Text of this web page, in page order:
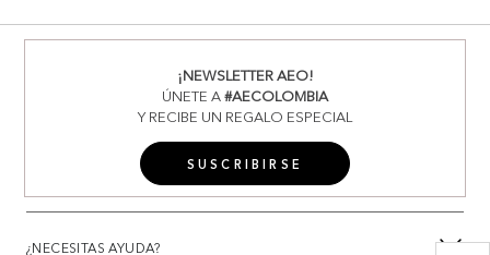
¡NEWSLETTER AEO!
ÚNETE A#AECOLOMBIA
Y RECIBE UN REGALO ESPECIAL
SUSCRIBIRSE
¿NECESITAS AYUDA?